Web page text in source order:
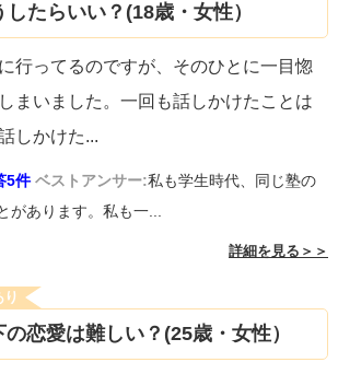
たらいい？(18歳・女性）
行ってるのですが、そのひとに一目惚
まいました。一回も話しかけたことは
しかけた...
5件 ベストアンサー:私も学生時代、同じ塾の
があります。私も一...
詳細を見る＞＞
恋愛は難しい？(25歳・女性）